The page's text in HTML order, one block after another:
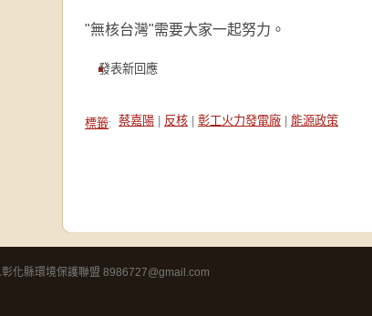
"無核台灣"需要大家一起努力。
發表新回應
標籤: 蔡嘉陽 反核 彰工火力發電廠 能源政策
化縣環境保護聯盟 8986727@gmail.com